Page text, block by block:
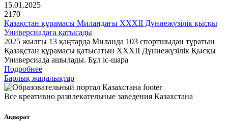
15.01.2025
2170
Қазақстан құрамасы Миландағы XXXII Дүниежүзілік қысқы
Универсиадаға қатысады
2025 жылғы 13 қаңтарда Миланда 103 спортшыдан тұратын
Қазақстан құрамасы қатысатын XXXII Дүниежүзілік Қысқы
Универсиада ашылады. Бұл іс-шара
Подробнее
Барлық жаңалықтар
Все креативно развлекательные заведения Казахстана
Ақпарат